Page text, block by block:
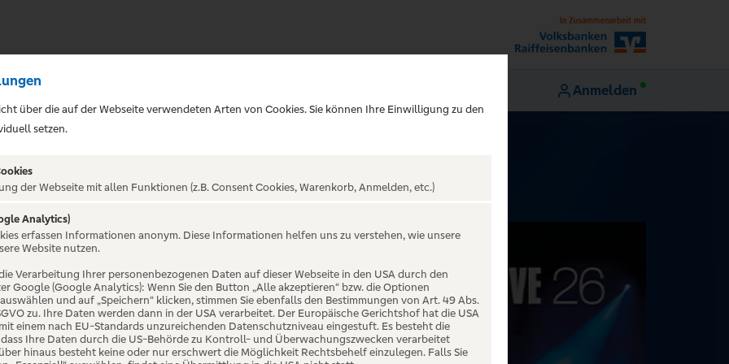
Anmelden
über die auf der Webseite verwendeten Arten von Cookies. Sie können Ihre Einwilligung zu den
setzen.
der Webseite mit allen Funktionen (z.B. Consent Cookies, Warenkorb, Anmelden, etc.)
Analytics)
erfassen Informationen anonym. Diese Informationen helfen uns zu verstehen, wie unsere
Website nutzen.
Verarbeitung Ihrer personenbezogenen Daten auf dieser Webseite in den USA durch den
Google (Google Analytics): Wenn Sie den Button „Alle akzeptieren“ bzw. die Optionen
und auf „Speichern“ klicken, stimmen Sie ebenfalls den Bestimmungen von Art. 49 Abs.
zu. Ihre Daten werden dann in der USA verarbeitet. Der Europäische Gerichtshof hat die USA
einem nach EU-Standards unzureichenden Datenschutzniveau eingestuft. Es besteht die
Ihre Daten durch die US-Behörde zu Kontroll- und Überwachungszwecken verarbeitet
hinaus besteht keine oder nur erschwert die Möglichkeit Rechtsbehelf einzulegen. Falls Sie